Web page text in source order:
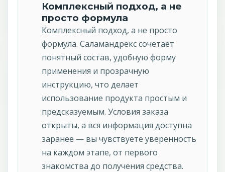
Комплексный подход, а не
просто формула
Комплексный подход, а не просто
формула. Саламандрекс сочетает
понятный состав, удобную форму
применения и прозрачную
инструкцию, что делает
использование продукта простым и
предсказуемым. Условия заказа
открыты, а вся информация доступна
заранее — вы чувствуете уверенность
на каждом этапе, от первого
знакомства до получения средства.